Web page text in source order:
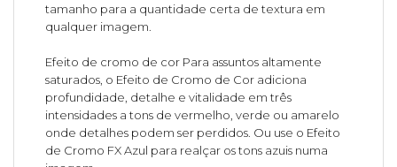
tamanho para a quantidade certa de textura em
qualquer imagem.
Efeito de cromo de cor Para assuntos altamente
saturados, o Efeito de Cromo de Cor adiciona
profundidade, detalhe e vitalidade em três
intensidades a tons de vermelho, verde ou amarelo
onde detalhes podem ser perdidos. Ou use o Efeito
de Cromo FX Azul para realçar os tons azuis numa